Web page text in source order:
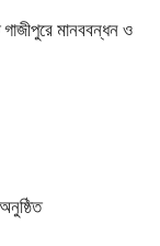
গাজীপুরে মানববন্ধন ও